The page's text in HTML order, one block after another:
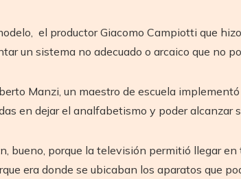
el productor Giacomo Campiotti que
un sistema no adecuado o arcaico que no
Manzi, un maestro de escuela
en dejar el analfabetismo y poder alcanzar
bueno, porque la televisión permitió llegar
era donde se ubicaban los aparatos que